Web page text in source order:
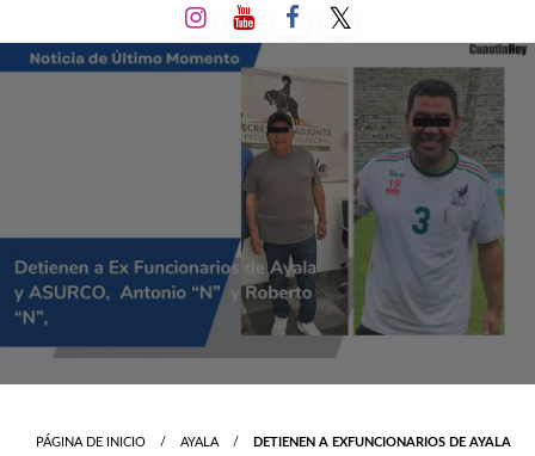
al
contenido
PÁGINA DE INICIO AYALA DETIENEN A EXFUNCIONARIOS DE AYALA